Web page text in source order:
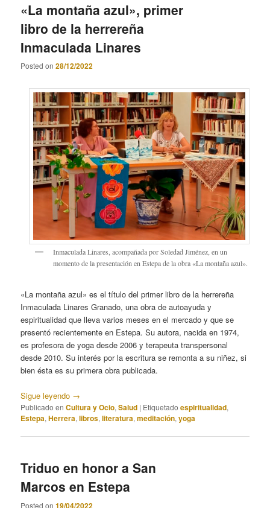
«La montaña azul», primer
libro de la herrereña
Inmaculada Linares
Posted on28/12/2022
Inmaculada Linares, acompañada por Soledad Jiménez, en un
momento de la presentación en Estepa de la obra «La montaña azul».
«La montaña azul» es el título del primer libro de la herrereña
Inmaculada Linares Granado, una obra de autoayuda y
espiritualidad que lleva varios meses en el mercado y que se
presentó recientemente en Estepa. Su autora, nacida en 1974,
es profesora de yoga desde 2006 y terapeuta transpersonal
desde 2010. Su interés por la escritura se remonta a su niñez, si
bien ésta es su primera obra publicada.
Sigue leyendo →
Publicado en Cultura y Ocio,Salud | Etiquetado espiritualidad,
Estepa,Herrera,libros,literatura,meditación,yoga
Triduo en honor a San
Marcos en Estepa
Posted on19/04/2022